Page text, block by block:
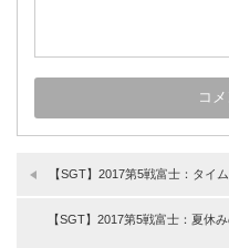
【SGT】2017第5戦富士：タイ
【SGT】2017第5戦富士：夏休